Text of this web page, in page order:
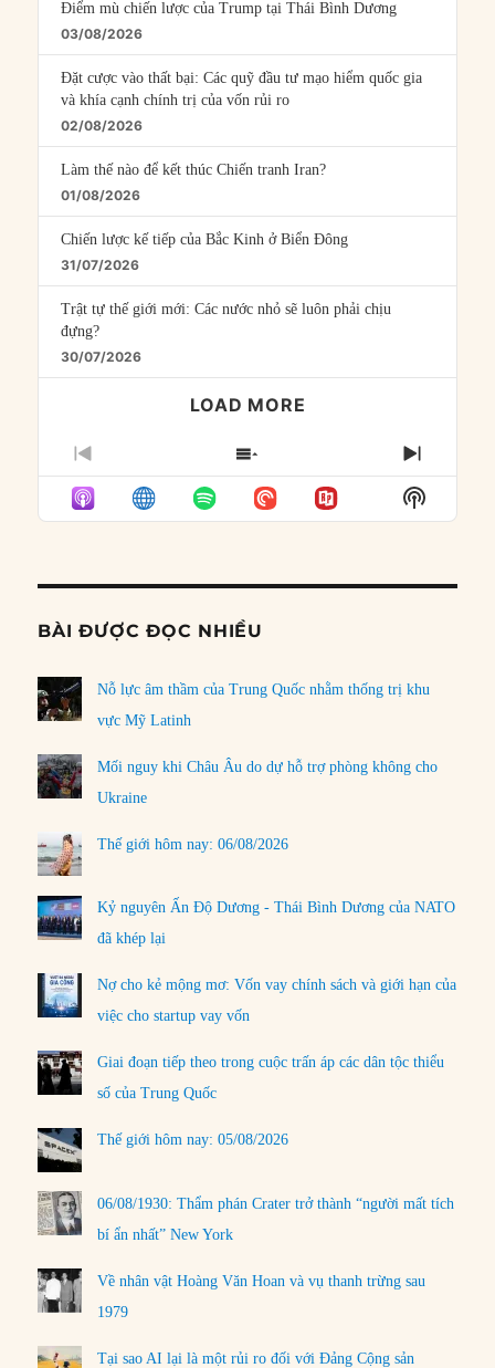
Điểm mù chiến lược của Trump tại Thái Bình Dương
03/08/2026
Đặt cược vào thất bại: Các quỹ đầu tư mạo hiểm quốc gia
và khía cạnh chính trị của vốn rủi ro
02/08/2026
Làm thế nào để kết thúc Chiến tranh Iran?
01/08/2026
Chiến lược kế tiếp của Bắc Kinh ở Biển Đông
31/07/2026
Trật tự thế giới mới: Các nước nhỏ sẽ luôn phải chịu
đựng?
30/07/2026
LOAD MORE
PREVIOUS
EPISODE
SHOW
EPISODES
LIST
NEXT
Show
Podcast
BÀI ĐƯỢC ĐỌC NHIỀU
Nỗ lực âm thầm của Trung Quốc nhằm thống trị khu
vực Mỹ Latinh
Mối nguy khi Châu Âu do dự hỗ trợ phòng không cho
Ukraine
Thế giới hôm nay: 06/08/2026
Kỷ nguyên Ấn Độ Dương - Thái Bình Dương của NATO
đã khép lại
Nợ cho kẻ mộng mơ: Vốn vay chính sách và giới hạn của
việc cho startup vay vốn
Giai đoạn tiếp theo trong cuộc trấn áp các dân tộc thiểu
số của Trung Quốc
Thế giới hôm nay: 05/08/2026
06/08/1930: Thẩm phán Crater trở thành “người mất tích
bí ẩn nhất” New York
Về nhân vật Hoàng Văn Hoan và vụ thanh trừng sau
1979
Tại sao AI lại là một rủi ro đối với Đảng Cộng sản